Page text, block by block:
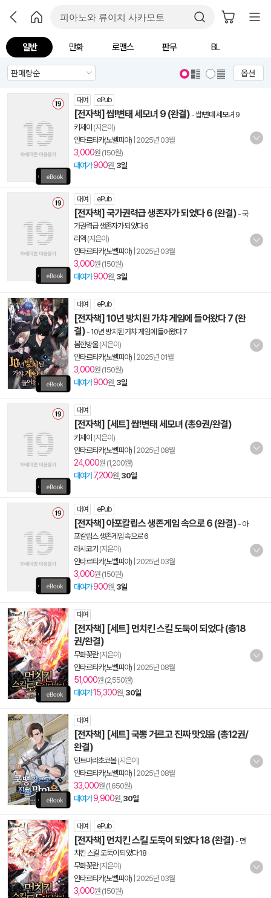
일반 만화 로맨스 판무 BL
옵션
대여 ePub
[전자책] 쌉!변태 세모녀 9 (완결) -쌉!변태 세모녀 9
키제이 (지은이)
안타르티카(노벨피아) 2025년 03월
3,000원 (150원)
대여가900원, 3일
대여 ePub
[전자책] 국가권력급 생존자가 되었다 6 (완결) -국
가권력급 생존자가 되었다 6
리엑 (지은이)
안타르티카(노벨피아) 2025년 03월
3,000원 (150원)
대여가900원, 3일
대여 ePub
[전자책] 10년 방치된 가챠 게임에 들어왔다 7 (완
결) -10년 방치된 가챠 게임에 들어왔다 7
봄한방울(지은이)
안타르티카(노벨피아) 2025년 01월
3,000원 (150원)
대여가900원, 3일
대여
[전자책] [세트] 쌉!변태 세모녀 (총9권/완결)
키제이 (지은이)
안타르티카(노벨피아) 2025년 08월
24,000원 (1,200원)
대여가 7,200원, 30일
대여 ePub
[전자책] 아포칼립스 생존게임 속으로 6 (완결) - 아
포칼립스 생존게임 속으로 6
라시코기 (지은이)
안타르티카(노벨피아) 2025년 03월
3,000원 (150원)
대여가900원, 3일
대여
[전자책] [세트] 먼치킨 스킬 도둑이 되었다 (총18
권/완결)
무화꽃란(지은이)
안타르티카(노벨피아) 2025년 08월
51,000원 (2,550원)
대여가15,300원, 30일
대여
[전자책] [세트] 국뽕 거르고 진짜 맛있음 (총12권/
완결)
민트마라초코볼(지은이)
안타르티카(노벨피아) 2025년 08월
33,000원 (1,650원)
대여가9,900원, 30일
대여 ePub
[전자책] 먼치킨 스킬 도둑이 되었다 18 (완결) - 먼
치킨 스킬 도둑이 되었다 18
무화꽃란(지은이)
안타르티카(노벨피아) 2025년 03월
3,000원 (150원)